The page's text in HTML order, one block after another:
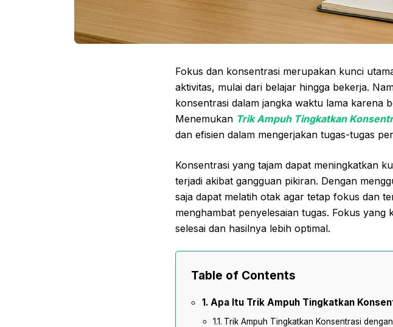
Fokus dan konsentrasi merupakan kunci
aktivitas, mulai dari belajar hingga bekerja.
konsentrasi dalam jangka waktu lama karena
Menemukan Trik Ampuh Tingkatkan
dan efisien dalam mengerjakan tugas-tugas
Konsentrasi yang tajam dapat meningkatkan
terjadi akibat gangguan pikiran. Dengan
saja dapat melatih otak agar tetap fokus dan
menghambat penyelesaian tugas. Fokus
selesai dan hasilnya lebih optimal.
Table of Contents
Apa Itu Trik Ampuh Tingkatkan
Trik Ampuh Tingkatkan Konsentrasi